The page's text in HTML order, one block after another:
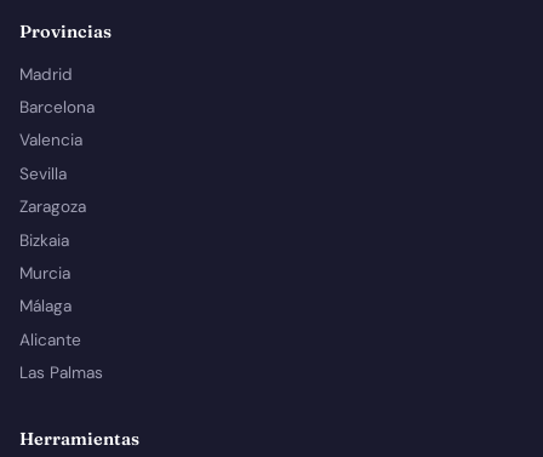
Provincias
Madrid
Barcelona
Valencia
Sevilla
Zaragoza
Bizkaia
Murcia
Málaga
Alicante
Las Palmas
Herramientas